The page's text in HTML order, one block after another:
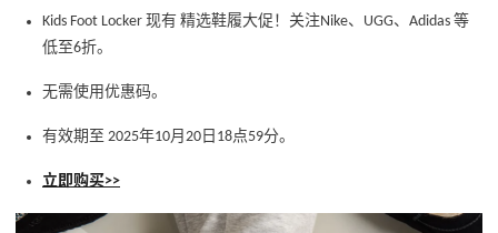
Kids Foot Locker 现有 精选鞋履大促！关注Nike、UGG、Adidas 等
低至6折。
无需使用优惠码。
有效期至 2025年10月20日18点59分。
立即购买>>